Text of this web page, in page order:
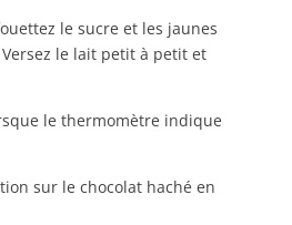
le sucre et les jaunes
le lait petit à petit et
le thermomètre indique
sur le chocolat haché en